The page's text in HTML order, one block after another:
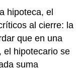
hipoteca, el
al cierre: la
que en una
el hipotecario se
suma